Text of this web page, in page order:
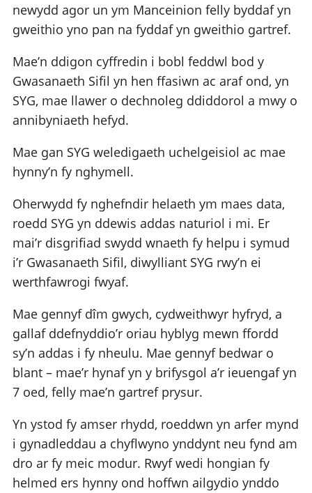
newydd agor un ym Manceinion felly byddaf yn
gweithio yno pan na fyddaf yn gweithio gartref.
Mae’n ddigon cyffredin i bobl feddwl bod y
Gwasanaeth Sifil yn hen ffasiwn ac araf ond, yn
SYG, mae llawer o dechnoleg ddiddorol a mwy o
annibyniaeth hefyd.
Mae gan SYG weledigaeth uchelgeisiol ac mae
hynny’n fy nghymell.
Oherwydd fy nghefndir helaeth ym maes data,
roedd SYG yn ddewis addas naturiol i mi. Er
mai’r disgrifiad swydd wnaeth fy helpu i symud
i’r Gwasanaeth Sifil, diwylliant SYG rwy’n ei
werthfawrogi fwyaf.
Mae gennyf dîm gwych, cydweithwyr hyfryd, a
gallaf ddefnyddio’r oriau hyblyg mewn ffordd
sy’n addas i fy nheulu. Mae gennyf bedwar o
blant – mae’r hynaf yn y brifysgol a’r ieuengaf yn
7 oed, felly mae’n gartref prysur.
Yn ystod fy amser rhydd, roeddwn yn arfer mynd
i gynadleddau a chyflwyno ynddynt neu fynd am
dro ar fy meic modur. Rwyf wedi hongian fy
helmed ers hynny ond hoffwn ailgydio ynddo